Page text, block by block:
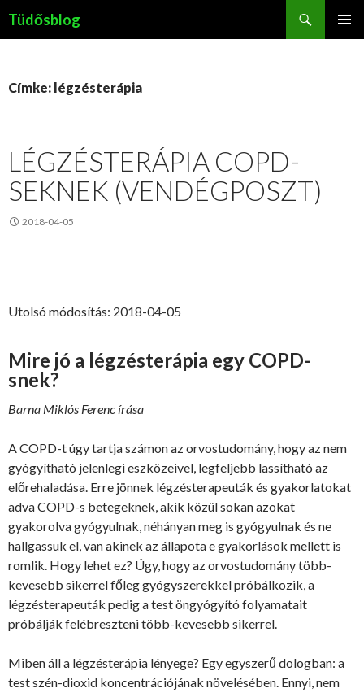
Tüdősblog
Címke: légzésterápia
LÉGZÉSTERÁPIA COPD-
SEKNEK (VENDÉGPOSZT)
2018-04-05
Utolsó módosítás: 2018-04-05
Mire jó a légzésterápia egy COPD-
snek?
Barna Miklós Ferenc írása
A COPD-t úgy tartja számon az orvostudomány, hogy az nem
gyógyítható jelenlegi eszközeivel, legfeljebb lassítható az
előrehaladása. Erre jönnek légzésterapeuták és gyakorlatokat
adva COPD-s betegeknek, akik közül sokan azokat
gyakorolva gyógyulnak, néhányan meg is gyógyulnak és ne
hallgassuk el, van akinek az állapota e gyakorlások mellett is
romlik. Hogy lehet ez? Úgy, hogy az orvostudomány több-
kevesebb sikerrel főleg gyógyszerekkel próbálkozik, a
légzésterapeuták pedig a test öngyógyító folyamatait
próbálják felébreszteni több-kevesebb sikerrel.
Miben áll a légzésterápia lényege? Egy egyszerű dologban: a
test szén-dioxid koncentrációjának növelésében. Ennyi, nem